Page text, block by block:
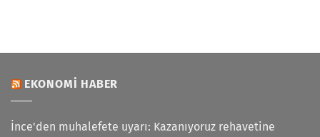
EKONOMI HABER
İnce'den muhalefete uyarı: Kazanıyoruz rehavetine